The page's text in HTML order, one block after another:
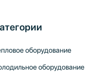
оборудование
оборудование